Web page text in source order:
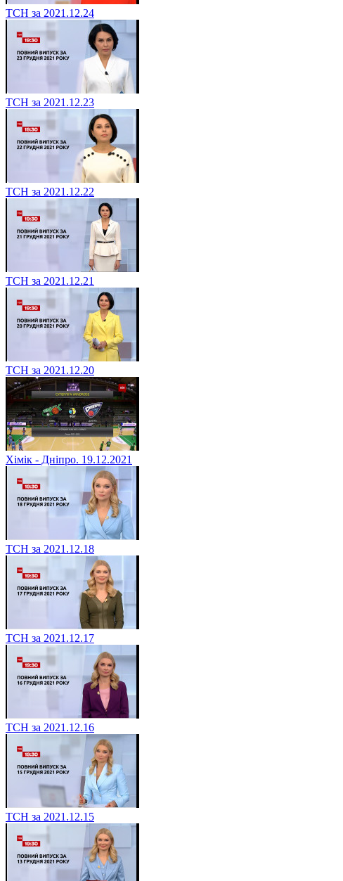
ТСН за 2021.12.24
ТСН за 2021.12.23
ТСН за 2021.12.22
ТСН за 2021.12.21
ТСН за 2021.12.20
Хімік - Дніпро. 19.12.2021
ТСН за 2021.12.18
ТСН за 2021.12.17
ТСН за 2021.12.16
ТСН за 2021.12.15